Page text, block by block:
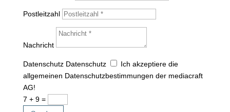
Postleitzahl
Nachricht
Datenschutz Datenschutz
Ich akzeptiere die
allgemeinen Datenschutzbestimmungen der mediacraft
AG!
7 + 9=